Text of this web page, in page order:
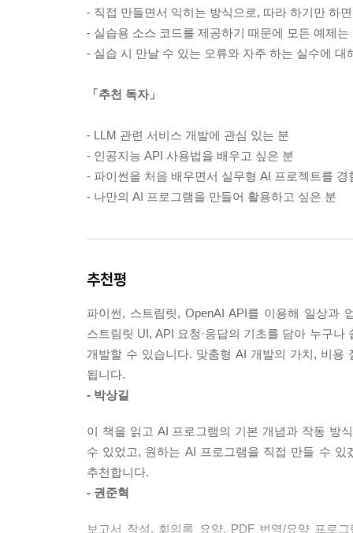
- 직접 만들면서 익히는 방식으로, 따라 하기만 하
- 실습용 소스 코드를 제공하기 때문에 모든 예제
- 실습 시 만날 수 있는 오류와 자주 하는 실수에
「추천 독자」
- LLM 관련 서비스 개발에 관심 있는 분
- 인공지능 API 사용법을 배우고 싶은 분
- 파이썬을 처음 배우면서 실무형 AI 프로젝트를 경
- 나만의 AI 프로그램을 만들어 활용하고 싶은 분
추천평
파이썬, 스트림릿, OpenAI API를 이용해 일상과
스트림릿 UI, API 요청·응답의 기초를 담아 누구
개발할 수 있습니다. 맞춤형 AI 개발의 가치, 비
됩니다.
- 박상길
이 책을 읽고 AI 프로그램의 기본 개념과 작동 방
수 있었고, 원하는 AI 프로그램을 직접 만들 수
추천합니다.
- 권준혁
보고서 작성, 회의록 요약, PDF 번역/요약 프로